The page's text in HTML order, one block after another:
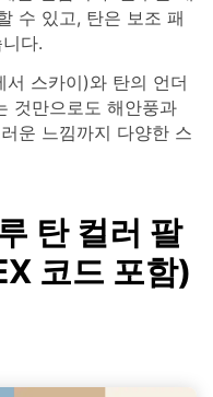
수 있고, 탄은 보조 패
다.
스카이)와 탄의 언더
것만으로도 해안풍과
운 느낌까지 다양한 스
탄 컬러 팔
코드 포함)